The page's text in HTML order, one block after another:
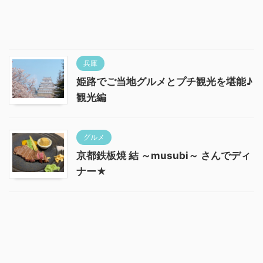
兵庫
姫路でご当地グルメとプチ観光を堪能♪
観光編
グルメ
京都鉄板焼 結 ～musubi～ さんでディ
ナー★